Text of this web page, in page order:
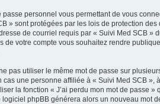
personnel vous permettant de vous
» sont protégées par les lois de protection
de courriel requis par « Suivi Med SCB »
votre compte vous souhaitez rendre
pas utiliser le même mot de passe sur
une personne affiliée à « Suivi Med SCB »,
la fonction « J’ai perdu mon mot de passe »
phpBB générera alors un nouveau mot